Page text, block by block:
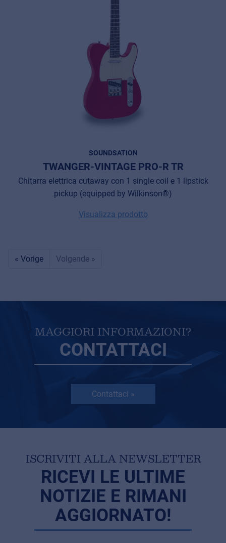
SOUNDSATION
TWANGER-VINTAGE PRO-R TR
Chitarra elettrica cutaway con 1 single coil e 1 lipstick
pickup (equipped by Wilkinson®)
Visualizza prodotto
« Vorige Volgende »
MAGGIORI INFORMAZIONI?
CONTATTACI
Contattaci »
ISCRIVITI ALLA NEWSLETTER
RICEVI LE ULTIME
NOTIZIE E RIMANI
AGGIORNATO!